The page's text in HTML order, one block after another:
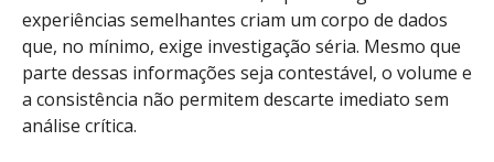
experiências semelhantes criam um corpo de dados
que, no mínimo, exige investigação séria. Mesmo que
parte dessas informações seja contestável, o volume e
a consistência não permitem descarte imediato sem
análise crítica.